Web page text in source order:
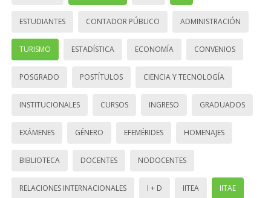
ESTUDIANTES CONTADOR PÚBLICO ADMINISTRACIÓN
TURISMO ESTADÍSTICA ECONOMÍA CONVENIOS
POSGRADO POSTÍTULOS CIENCIA Y TECNOLOGÍA
INSTITUCIONALES CURSOS INGRESO GRADUADOS
EXÁMENES GÉNERO EFEMÉRIDES HOMENAJES
BIBLIOTECA DOCENTES NODOCENTES
RELACIONES INTERNACIONALES I + D IITEA IITAE